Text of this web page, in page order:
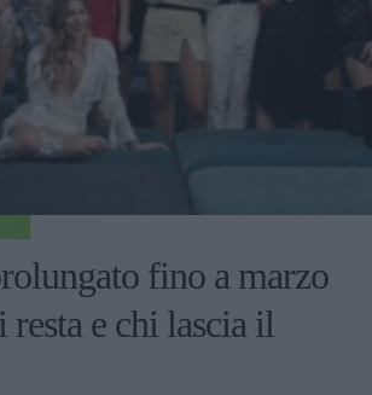
fino a marzo
resta e chi lascia il